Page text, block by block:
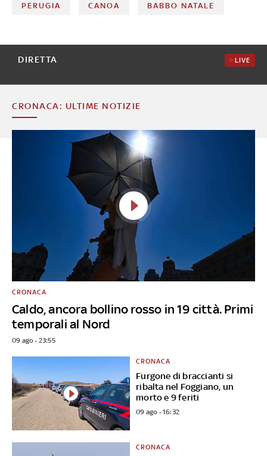
PERUGIA CANOA BABBO NATALE
DIRETTA LIVE
CRONACA: ULTIME NOTIZIE
Caldo, ancora bollino rosso in 19 città. Primi
temporali al Nord
CRONACA
09 ago - 23:55
Furgone di braccianti si
ribalta nel Foggiano, un
morto e 9 feriti
CRONACA
09 ago - 16:32
CRONACA